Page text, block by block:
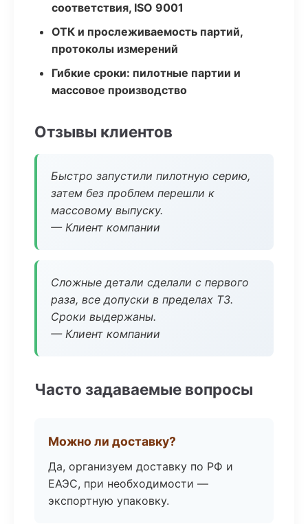
соответствия, ISO 9001
ОТК и прослеживаемость партий,
протоколы измерений
Гибкие сроки: пилотные партии и
массовое производство
Отзывы клиентов
Быстро запустили пилотную серию,
затем без проблем перешли к
массовому выпуску.
— Клиент компании
Сложные детали сделали с первого
раза, все допуски в пределах ТЗ.
Сроки выдержаны.
— Клиент компании
Часто задаваемые вопросы
Можно ли доставку?
Да, организуем доставку по РФ и
ЕАЭС, при необходимости —
экспортную упаковку.